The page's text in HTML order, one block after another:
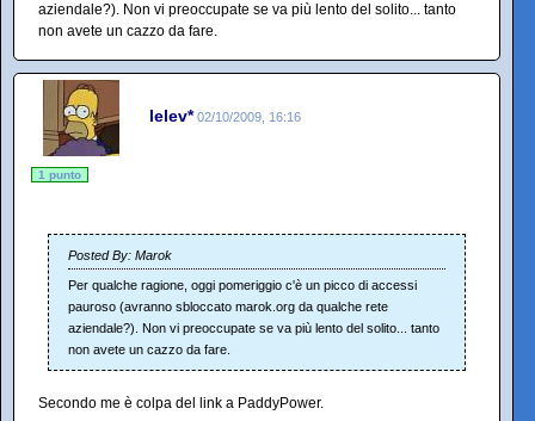
aziendale?). Non vi preoccupate se va più lento del solito... tanto
non avete un cazzo da fare.
lelev* 02/10/2009, 16:16
1 punto
Posted By: Marok
Per qualche ragione, oggi pomeriggio c'è un picco di accessi
pauroso (avranno sbloccato marok.org da qualche rete
aziendale?). Non vi preoccupate se va più lento del solito... tanto
non avete un cazzo da fare.
Secondo me è colpa del link a PaddyPower.